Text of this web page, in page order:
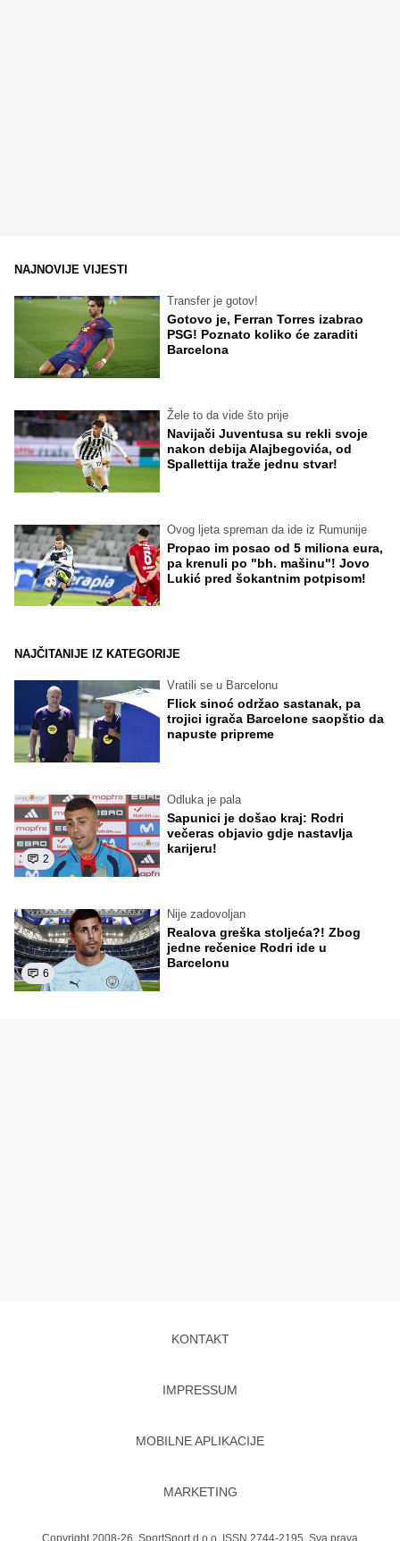
NAJNOVIJE VIJESTI
Transfer je gotov!
Gotovo je, Ferran Torres izabrao
PSG! Poznato koliko će zaraditi
Barcelona
Žele to da vide što prije
Navijači Juventusa su rekli svoje
nakon debija Alajbegovića, od
Spallettija traže jednu stvar!
Ovog ljeta spreman da ide iz Rumunije
Propao im posao od 5 miliona eura,
pa krenuli po "bh. mašinu"! Jovo
Lukić pred šokantnim potpisom!
NAJČITANIJE IZ KATEGORIJE
Vratili se u Barcelonu
Flick sinoć održao sastanak, pa
trojici igrača Barcelone saopštio da
napuste pripreme
2
Odluka je pala
Sapunici je došao kraj: Rodri
večeras objavio gdje nastavlja
karijeru!
6
Nije zadovoljan
Realova greška stoljeća?! Zbog
jedne rečenice Rodri ide u
Barcelonu
KONTAKT
IMPRESSUM
MOBILNE APLIKACIJE
MARKETING